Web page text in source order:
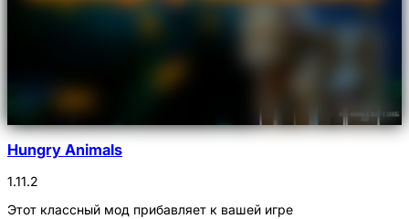
Hungry Animals
1.11.2
Этот классный мод прибавляет к вашей игре